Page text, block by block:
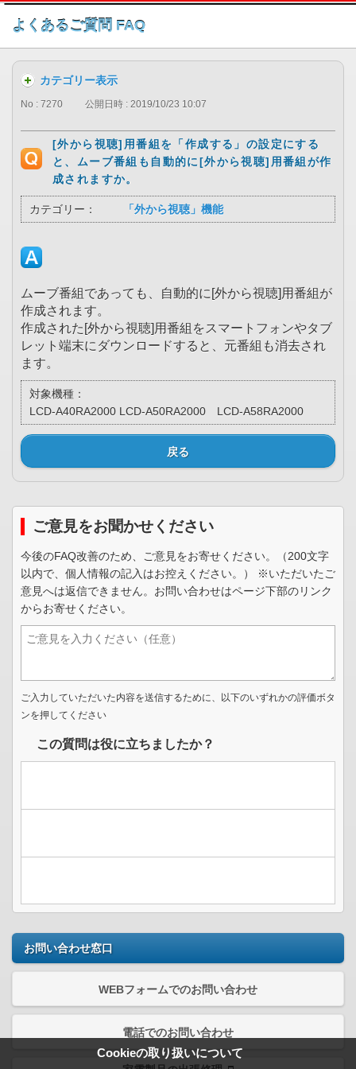
このページの本文へ
よくあるご質問 FAQ
Cookieの取り扱いについて
カテゴリー表示
No : 7270 公開日時 : 2019/10/23 10:07
[外から視聴]用番組を「作成する」の設定にする
と、ムーブ番組も自動的に[外から視聴]用番組が作
成されますか。
カテゴリー： 「外から視聴」機能
ムーブ番組であっても、自動的に[外から視聴]用番組が
作成されます。
作成された[外から視聴]用番組をスマートフォンやタブ
レット端末にダウンロードすると、元番組も消去され
ます。
対象機種：
LCD-A40RA2000 LCD-A50RA2000 LCD-A58RA2000
戻る
ご意見をお聞かせください
今後のFAQ改善のため、ご意見をお寄せください。（200文字
以内で、個人情報の記入はお控えください。） ※いただいたご
意見へは返信できません。お問い合わせはページ下部のリンク
からお寄せください。
ご入力していただいた内容を送信するために、以下のいずれかの評価ボタ
ンを押してください
この質問は役に立ちましたか？
お問い合わせ窓口
WEBフォームでのお問い合わせ
電話でのお問い合わせ